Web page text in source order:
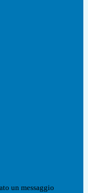
un messaggio